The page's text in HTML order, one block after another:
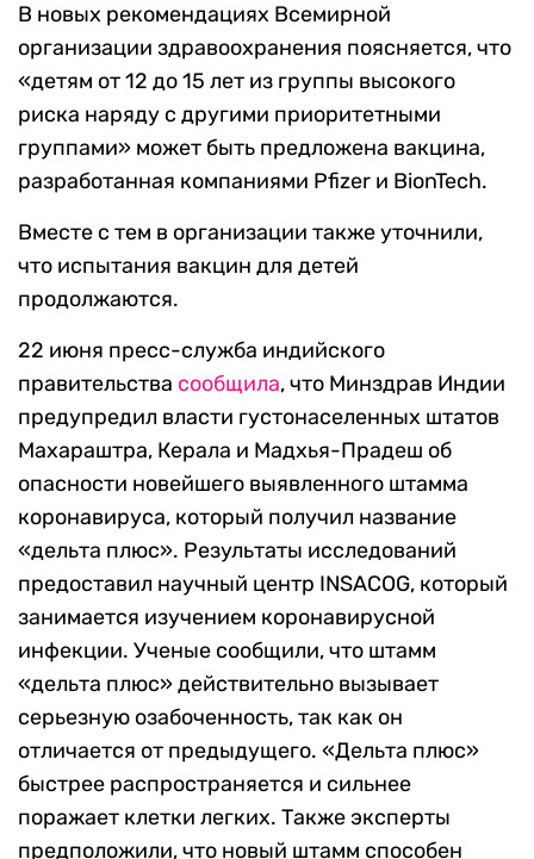
В новых рекомендациях Всемирной
организации здравоохранения поясняется, что
«детям от 12 до 15 лет из группы высокого
риска наряду с другими приоритетными
группами» может быть предложена вакцина,
разработанная компаниями Pfizer и BionTech.
Вместе с тем в организации также уточнили,
что испытания вакцин для детей
продолжаются.
22 июня пресс-служба индийского
правительства сообщила, что Минздрав Индии
предупредил власти густонаселенных штатов
Махараштра, Керала и Мадхья-Прадеш об
опасности новейшего выявленного штамма
коронавируса, который получил название
«дельта плюс». Результаты исследований
предоставил научный центр INSACOG, который
занимается изучением коронавирусной
инфекции. Ученые сообщили, что штамм
«дельта плюс» действительно вызывает
серьезную озабоченность, так как он
отличается от предыдущего. «Дельта плюс»
быстрее распространяется и сильнее
поражает клетки легких. Также эксперты
предположили, что новый штамм способен